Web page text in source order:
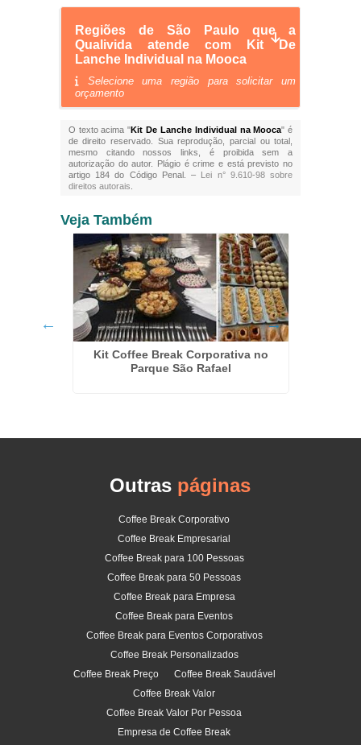
Regiões de São Paulo que a
Qualivida atende com Kit De
Lanche Individual na Mooca
Selecione uma região para solicitar um
orçamento
O texto acima "Kit De Lanche Individual na Mooca" é
de direito reservado. Sua reprodução, parcial ou total,
mesmo citando nossos links, é proibida sem a
autorização do autor. Plágio é crime e está previsto no
artigo 184 do Código Penal. – Lei n° 9.610-98 sobre
direitos autorais
Veja Também
Kit Coffee Break Corporativa no
Parque São Rafael
Outras páginas
Coffee Break Corporativo
Coffee Break Empresarial
Coffee Break para 100 Pessoas
Coffee Break para 50 Pessoas
Coffee Break para Empresa
Coffee Break para Eventos
Coffee Break para Eventos Corporativos
Coffee Break Personalizados
Coffee Break Preço
Coffee Break Saudável
Coffee Break Valor
Coffee Break Valor Por Pessoa
Empresa de Coffee Break